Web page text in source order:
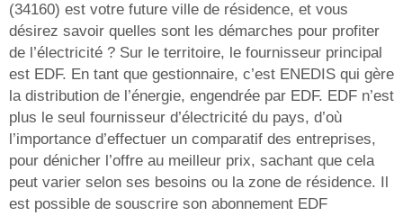
(34160) est votre future ville de résidence, et vous
désirez savoir quelles sont les démarches pour profiter
de l’électricité ? Sur le territoire, le fournisseur principal
est EDF. En tant que gestionnaire, c’est ENEDIS qui gère
la distribution de l’énergie, engendrée par EDF. EDF n’est
plus le seul fournisseur d’électricité du pays, d’où
l’importance d’effectuer un comparatif des entreprises,
pour dénicher l’offre au meilleur prix, sachant que cela
peut varier selon ses besoins ou la zone de résidence. Il
est possible de souscrire son abonnement EDF